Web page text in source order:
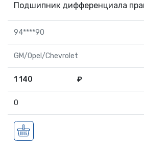
Подшипник дифференциала
94****90
GM/Opel/Chevrolet
1 140 ₽
0